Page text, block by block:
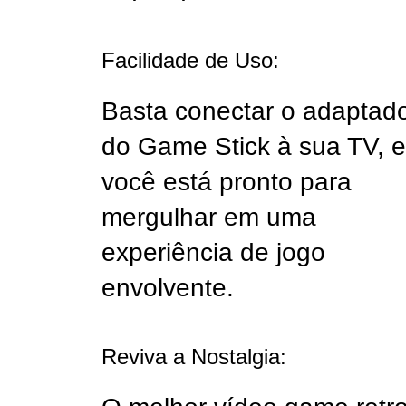
Facilidade de Uso:
Basta conectar o
do Game Stick à sua TV, e
você está pronto para
mergulhar em uma
experiência de jogo
envolvente.
Reviva a Nostalgia: